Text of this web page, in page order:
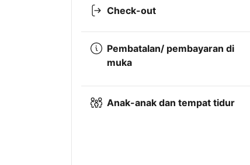
Check-out
Pembatalan/ pembayaran di
muka
Anak-anak dan tempat tidur